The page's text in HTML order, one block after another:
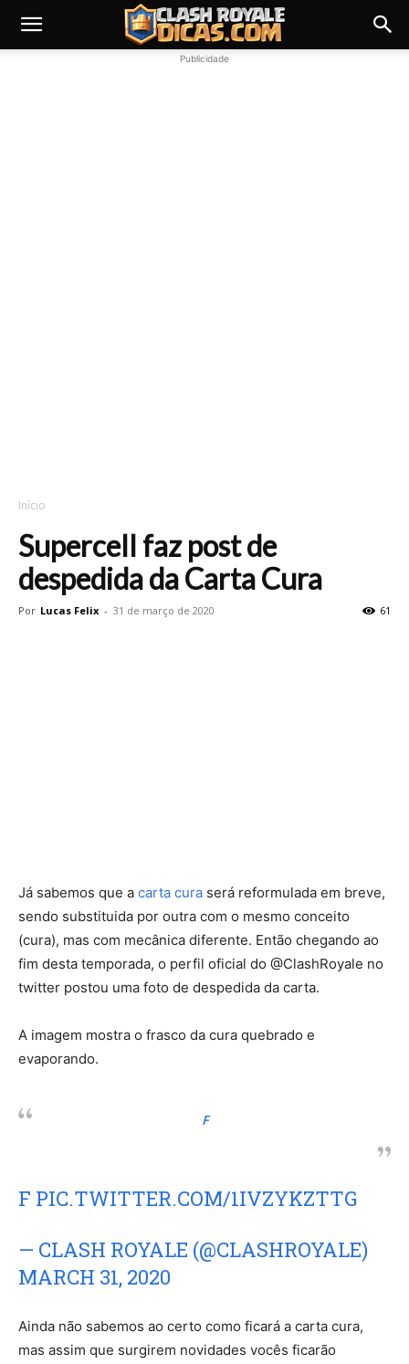
Publicidade
Início
Supercell faz post de
despedida da Carta Cura
Por Lucas Felix - 31 de março de 2020 61
Já sabemos que a carta cura será reformulada em breve,
sendo substituida por outra com o mesmo conceito
(cura), mas com mecânica diferente. Então chegando ao
fim desta temporada, o perfil oficial do @ClashRoyale no
twitter postou uma foto de despedida da carta.
A imagem mostra o frasco da cura quebrado e
evaporando.
F
F PIC.TWITTER.COM/1IVZYKZTTG
— CLASH ROYALE (@CLASHROYALE)
MARCH 31, 2020
Ainda não sabemos ao certo como ficará a carta cura,
mas assim que surgirem novidades vocês ficarão